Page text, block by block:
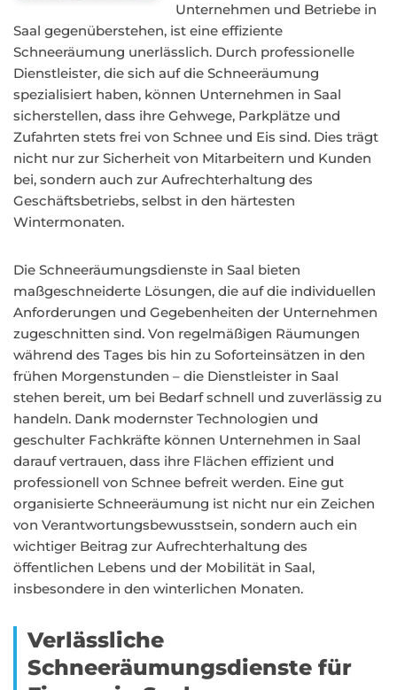
Unternehmen und Betriebe in
Saal gegenüberstehen, ist eine effiziente
Schneeräumung unerlässlich. Durch professionelle
Dienstleister, die sich auf die Schneeräumung
spezialisiert haben, können Unternehmen in Saal
sicherstellen, dass ihre Gehwege, Parkplätze und
Zufahrten stets frei von Schnee und Eis sind. Dies trägt
nicht nur zur Sicherheit von Mitarbeitern und Kunden
bei, sondern auch zur Aufrechterhaltung des
Geschäftsbetriebs, selbst in den härtesten
Wintermonaten.
Die Schneeräumungsdienste in Saal bieten
maßgeschneiderte Lösungen, die auf die individuellen
Anforderungen und Gegebenheiten der Unternehmen
zugeschnitten sind. Von regelmäßigen Räumungen
während des Tages bis hin zu Soforteinsätzen in den
frühen Morgenstunden – die Dienstleister in Saal
stehen bereit, um bei Bedarf schnell und zuverlässig zu
handeln. Dank modernster Technologien und
geschulter Fachkräfte können Unternehmen in Saal
darauf vertrauen, dass ihre Flächen effizient und
professionell von Schnee befreit werden. Eine gut
organisierte Schneeräumung ist nicht nur ein Zeichen
von Verantwortungsbewusstsein, sondern auch ein
wichtiger Beitrag zur Aufrechterhaltung des
öffentlichen Lebens und der Mobilität in Saal,
insbesondere in den winterlichen Monaten.
Verlässliche
Schneeräumungsdienste für